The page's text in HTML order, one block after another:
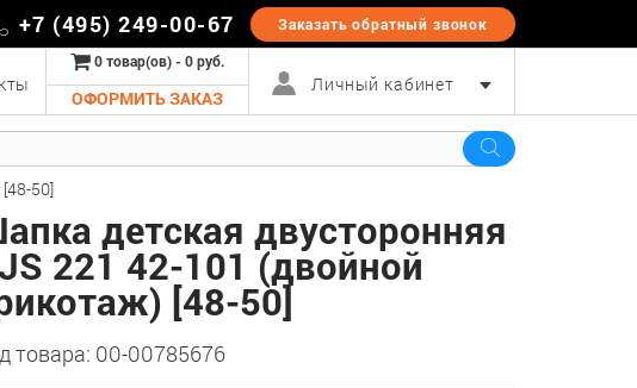
+7 (495) 249-00-67 Заказать обратный звонок
0 товар(ов) - 0 руб.
ОФОРМИТЬ ЗАКАЗ
Личный кабинет
50]
детская двусторонняя
221 42-101 (двойной
[48-50]
товара: 00-00785676